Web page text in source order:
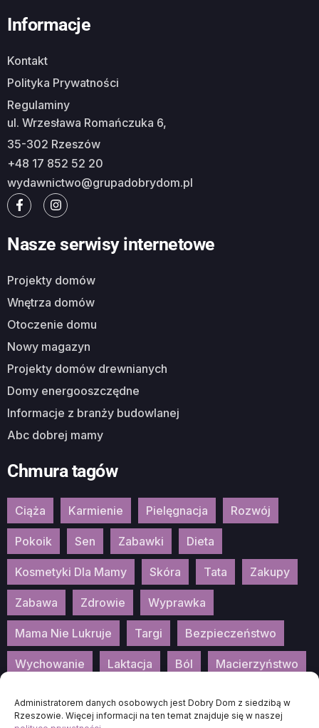
Administratorem danych osobowych jest Dobry Dom z siedzibą w
Rzeszowie. Więcej informacji na ten temat znajduje się w naszej
Informacje
Kontakt
Polityka Prywatności
Regulaminy
ul. Wrzesława Romańczuka 6,
35-302 Rzeszów
+48 17 852 52 20
wydawnictwo@grupadobrydom.pl
Nasze serwisy internetowe
Projekty domów
Wnętrza domów
Otoczenie domu
Nowy magazyn
Projekty domów drewnianych
Domy energooszczędne
Informacje z branży budowlanej
Abc dobrej mamy
Chmura tagów
Ciąża Karmienie Pielęgnacja Rozwój
Pokoik Sen Zabawki Dieta
Kosmetyki Dla Mamy Skóra Tata Zakupy
Zabawa Zdrowie Wyprawka
Mama Nie Lukruje Targi Bezpieczeństwo
Wychowanie Laktacja Ból Macierzyństwo